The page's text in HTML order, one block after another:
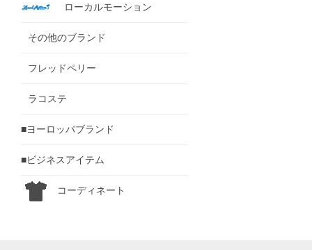
ローカルモーション
その他のブランド
フレッドペリー
ラコステ
■ヨーロッパブランド
■ビジネスアイテム
コーディネート